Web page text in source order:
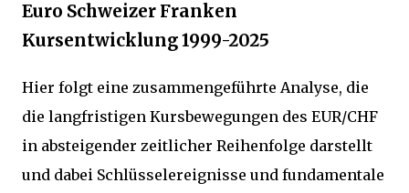
Euro Schweizer Franken
Kursentwicklung 1999-2025
Hier folgt eine zusammengeführte Analyse, die
die langfristigen Kursbewegungen des EUR/CHF
in absteigender zeitlicher Reihenfolge darstellt
und dabei Schlüsselereignisse und fundamentale